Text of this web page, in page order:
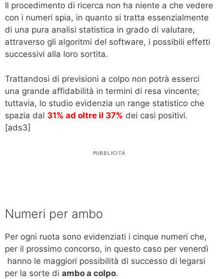
Il procedimento di ricerca non ha niente a che vedere
con i numeri spia, in quanto si tratta essenzialmente
di una pura analisi statistica in grado di valutare,
attraverso gli algoritmi del software, i possibili effetti
successivi alla loro sortita.
Trattandosi di previsioni a colpo non potrà esserci
una grande affidabilità in termini di resa vincente;
tuttavia, lo studio evidenzia un range statistico che
spazia dal 31% ad oltre il 37% dei casi positivi.
[ads3]
PUBBLICITÀ
Numeri per ambo
Per ogni ruota sono evidenziati i cinque numeri che,
per il prossimo concorso, in questo caso per venerdì
hanno le maggiori possibilità di successo di legarsi
per la sorte di ambo a colpo.